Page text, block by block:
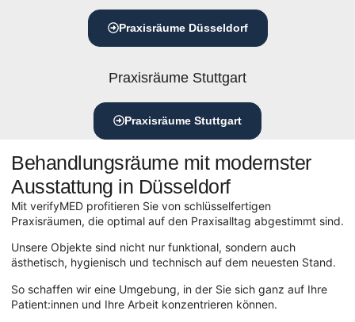
Praxisräume Düsseldorf
Praxisräume Stuttgart
Praxisräume Stuttgart
Behandlungsräume mit modernster
Ausstattung in Düsseldorf
Mit verifyMED profitieren Sie von schlüsselfertigen
Praxisräumen, die optimal auf den Praxisalltag abgestimmt sind.
Unsere Objekte sind nicht nur funktional, sondern auch
ästhetisch, hygienisch und technisch auf dem neuesten Stand.
So schaffen wir eine Umgebung, in der Sie sich ganz auf Ihre
Patient:innen und Ihre Arbeit konzentrieren können.